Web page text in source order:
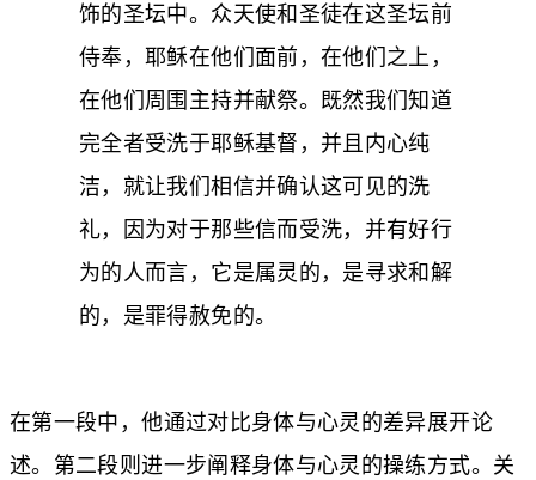
饰的圣坛中。众天使和圣徒在这圣坛前
侍奉，耶稣在他们面前，在他们之上，
在他们周围主持并献祭。既然我们知道
完全者受洗于耶稣基督，并且内心纯
洁，就让我们相信并确认这可见的洗
礼，因为对于那些信而受洗，并有好行
为的人而言，它是属灵的，是寻求和解
的，是罪得赦免的。
在第一段中，他通过对比身体与心灵的差异展开论
述。第二段则进一步阐释身体与心灵的操练方式。关